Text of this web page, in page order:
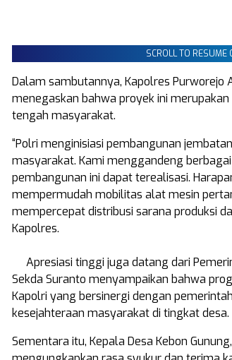
SCROLL TO RESUME
Dalam sambutannya, Kapolres Purworejo
menegaskan bahwa proyek ini
tengah masyarakat.
“Polri menginisiasi pembangunan
masyarakat. Kami menggandeng
pembangunan ini dapat terealisasi.
mempermudah mobilitas alat mesin
mempercepat distribusi sarana produksi
Kapolres.
Apresiasi tinggi juga datang dari
Sekda Suranto menyampaikan bahwa
Kapolri yang bersinergi dengan
kesejahteraan masyarakat di tingkat desa.
Sementara itu, Kepala Desa Kebon